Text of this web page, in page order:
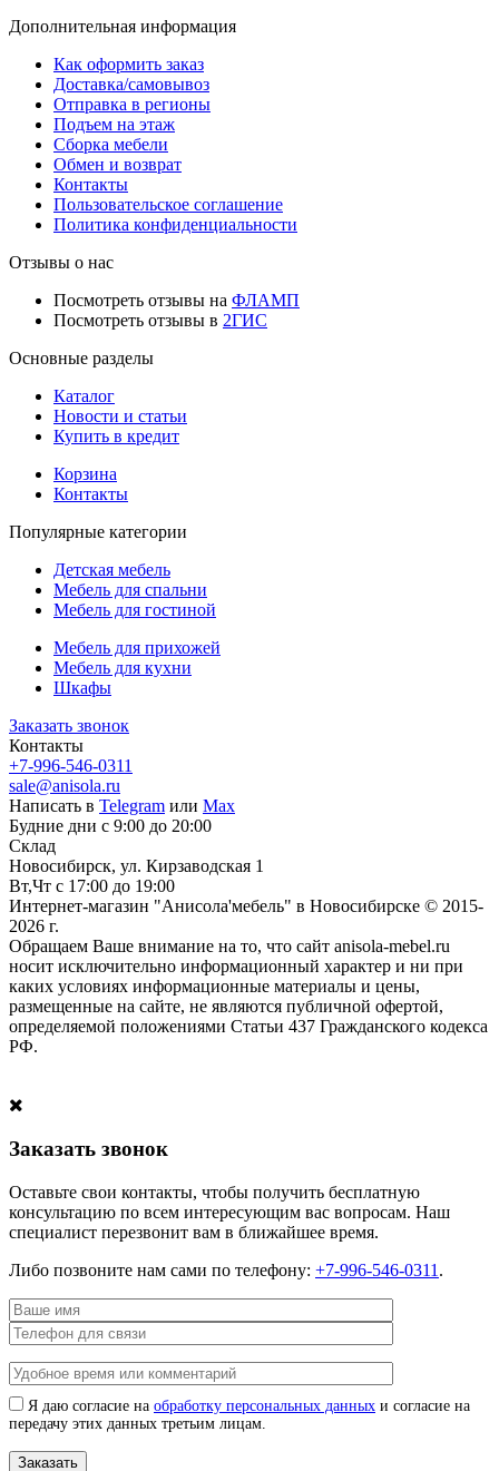
Дополнительная информация
Как оформить заказ
Доставка/самовывоз
Отправка в регионы
Подъем на этаж
Сборка мебели
Обмен и возврат
Контакты
Пользовательское соглашение
Политика конфиденциальности
Отзывы о нас
Посмотреть отзывы на ФЛАМП
Посмотреть отзывы в 2ГИС
Основные разделы
Каталог
Новости и статьи
Купить в кредит
Корзина
Контакты
Популярные категории
Детская мебель
Мебель для спальни
Мебель для гостиной
Мебель для прихожей
Мебель для кухни
Шкафы
Заказать звонок
Контакты
+7-996-546-0311
sale@anisola.ru
Написать в Telegram или Max
Будние дни с 9:00 до 20:00
Склад
Новосибирск, ул. Кирзаводская 1
Вт,Чт с 17:00 до 19:00
Интернет-магазин "Анисола'мебель" в Новосибирске © 2015-
2026 г.
Обращаем Ваше внимание на то, что сайт anisola-mebel.ru
носит исключительно информационный характер и ни при
каких условиях информационные материалы и цены,
размещенные на сайте, не являются публичной офертой,
определяемой положениями Статьи 437 Гражданского кодекса
РФ.
Заказать звонок
Оставьте свои контакты, чтобы получить бесплатную
консультацию по всем интересующим вас вопросам. Наш
специалист перезвонит вам в ближайшее время.
Либо позвоните нам сами по телефону: +7-996-546-0311 .
Я даю согласие на обработку персональных данных и согласие на
передачу этих данных третьим лицам.